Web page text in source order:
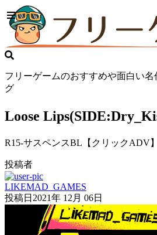
フリーゲームのおすすめや面白い
グ
Loose
R15-サスペンスBL【クリックADV】
投稿者
LIKEMAD_GAMES
投稿日 2021年 12月 06日